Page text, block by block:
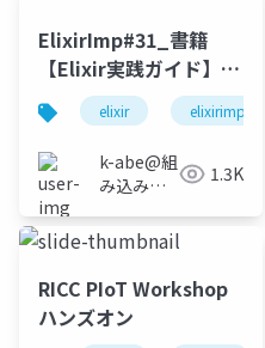
ElixirImp#31_書籍
【Elixir実践ガイド】の
写経の感想_20230517
elixir elixirimp
k-abe@組
み込みソ
アの人
1.3K
RICC PIoT Workshop
ハンズオン